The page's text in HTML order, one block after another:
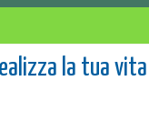
la tua